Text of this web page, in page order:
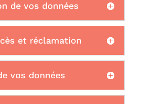
de vos données
et réclamation
vos données